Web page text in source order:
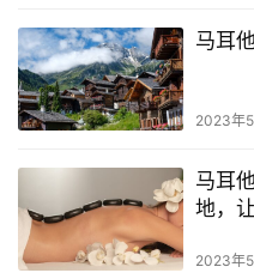
马耳
2023年5
马耳
地，
2023年